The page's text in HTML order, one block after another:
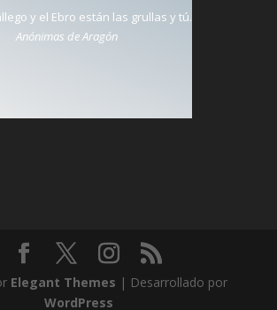
y el Ebro están las grullas y tú.
Anónimas de Aragón
Elegant Themes | Desarrollado por
WordPress